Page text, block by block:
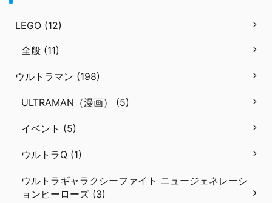
LEGO (12)
全般 (11)
ウルトラマン (198)
ULTRAMAN（漫画） (5)
イベント (5)
ウルトラQ (1)
ウルトラギャラクシーファイト ニュージェネレーシ
ョンヒーローズ (3)